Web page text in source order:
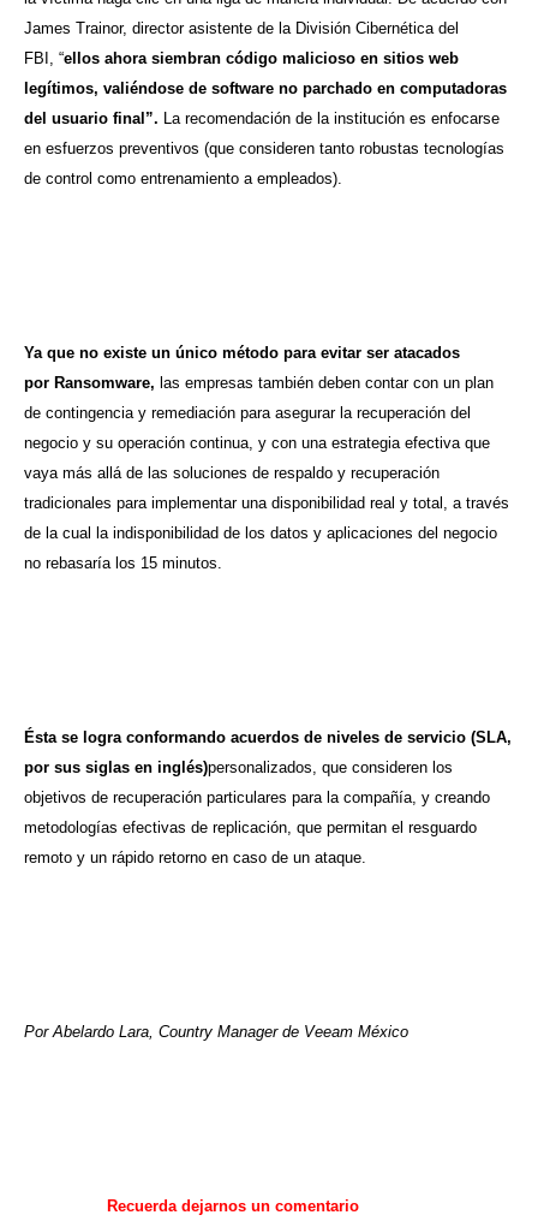
James Trainor, director asistente de la División Cibernética del
FBI, “ellos ahora siembran código malicioso en sitios web
legítimos, valiéndose de software no parchado en computadoras
del usuario final”. La recomendación de la institución es enfocarse
en esfuerzos preventivos (que consideren tanto robustas tecnologías
de control como entrenamiento a empleados).
Ya que no existe un único método para evitar ser atacados
por Ransomware, las empresas también deben contar con un plan
de contingencia y remediación para asegurar la recuperación del
negocio y su operación continua, y con una estrategia efectiva que
vaya más allá de las soluciones de respaldo y recuperación
tradicionales para implementar una disponibilidad real y total, a través
de la cual la indisponibilidad de los datos y aplicaciones del negocio
no rebasaría los 15 minutos.
Ésta se logra conformando acuerdos de niveles de servicio (SLA,
por sus siglas en inglés)personalizados, que consideren los
objetivos de recuperación particulares para la compañía, y creando
metodologías efectivas de replicación, que permitan el resguardo
remoto y un rápido retorno en caso de un ataque.
Por Abelardo Lara, Country Manager de Veeam México
Recuerda dejarnos un comentario